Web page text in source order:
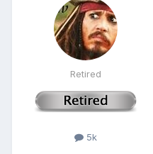
Retired
5k